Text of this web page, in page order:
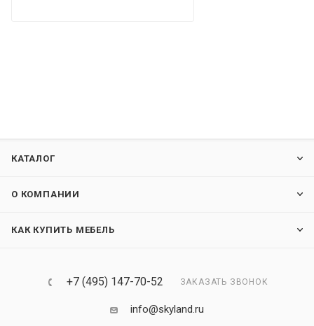
КАТАЛОГ
О КОМПАНИИ
КАК КУПИТЬ МЕБЕЛЬ
+7 (495) 147-70-52 ЗАКАЗАТЬ ЗВОНОК
info@skyland.ru